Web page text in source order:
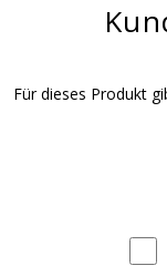
Für dieses Produkt